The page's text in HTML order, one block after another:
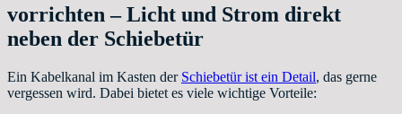
vorrichten – Licht und Strom direkt
neben der Schiebetür
Ein Kabelkanal im Kasten der Schiebetür ist ein Detail, das gerne
vergessen wird. Dabei bietet es viele wichtige Vorteile: